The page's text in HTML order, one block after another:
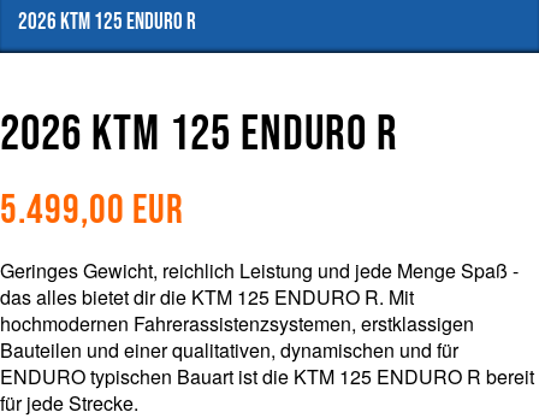
2026 KTM 125 Enduro R
2026 KTM 125 Enduro R
5.499,00 EUR
Geringes Gewicht, reichlich Leistung und jede Menge Spaß -
das alles bietet dir die KTM 125 ENDURO R. Mit
hochmodernen Fahrerassistenzsystemen, erstklassigen
Bauteilen und einer qualitativen, dynamischen und für
ENDURO typischen Bauart ist die KTM 125 ENDURO R bereit
für jede Strecke.